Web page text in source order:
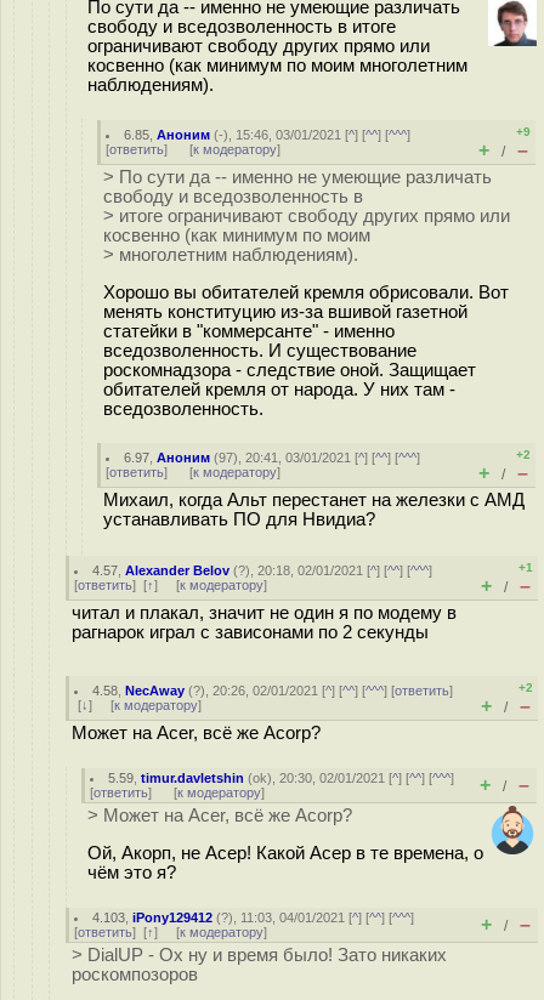
По сути да -- именно не умеющие различать
свободу и вседозволенность в итоге
ограничивают свободу других прямо или
косвенно (как минимум по моим многолетним
наблюдениям).
6.85 ,Аноним (-), 15:46, 03/01/2021 [^] [^^] [^^^]
[ответить] [к модератору]
+9
+ / –
> По сути да -- именно не умеющие различать
свободу и вседозволенность в
> итоге ограничивают свободу других прямо или
косвенно (как минимум по моим
> многолетним наблюдениям).
Хорошо вы обитателей кремля обрисовали. Вот
менять конституцию из-за вшивой газетной
статейки в "коммерсанте" - именно
вседозволенность. И существование
роскомнадзора - следствие оной. Защищает
обитателей кремля от народа. У них там -
вседозволенность.
6.97 ,Аноним (97), 20:41, 03/01/2021 [^] [^^] [^^^]
[ответить] [к модератору]
+2
+ / –
Михаил, когда Альт перестанет на железки с АМД
устанавливать ПО для Нвидиа?
4.57 ,Alexander Belov (?), 20:18, 02/01/2021 [^] [^^] [^^^]
[ответить] [↑] [к модератору]
+1
+ / –
читал и плакал, значит не один я по модему в
рагнарок играл с зависонами по 2 секунды
4.58 ,NecAway (?), 20:26, 02/01/2021 [^] [^^] [^^^] [ответить]
[↓] [к модератору]
+2
+ / –
Может на Acer, всё же Acorp?
5.59 ,timur.davletshin (ok), 20:30, 02/01/2021 [^] [^^] [^^^]
[ответить] [к модератору] + / –
> Может на Acer, всё же Acorp?
Ой, Акорп, не Асер! Какой Асер в те времена, о
чём это я?
4.103 ,iPony129412 (?), 11:03, 04/01/2021 [^] [^^] [^^^]
[ответить] [↑] [к модератору] + / –
> DialUP - Ох ну и время было! Зато никаких
рocкомпoзоров